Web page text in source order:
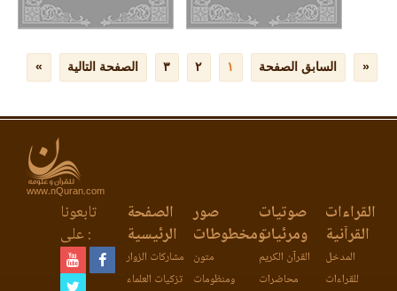
www.nQuran.com
القراءات
القرآنية
المدخل
للقراءات
صوتيات
ومرئيات
القرآن الكريم
محاضرات
صور
ومخطوطات
متون
ومنظومات
الصفحة
الرئيسية
مشاركات الزوار
تزكيات العلماء
تابعونا
على :